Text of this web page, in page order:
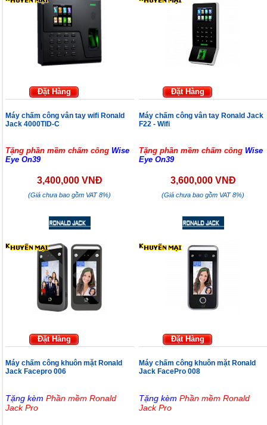
Đặt Hàng
Máy chấm công vân tay wifi Ronald
Jack 4000TID-C
Tặng phần mềm chấm công Wise
Eye On39
3,400,000 VNĐ
(Giá chưa bao gồm VAT 8%)
Đặt Hàng
Máy chấm công vân tay Ronald Jack
F22 - Wifi
Tặng phần mềm chấm công Wise
Eye On39
3,600,000 VNĐ
(Giá chưa bao gồm VAT 8%)
Đặt Hàng
Máy chấm công khuôn mặt Ronald
Jack Facepro 006
Tặng kèmPhần mềm Ronald
Jack Pro
Đặt Hàng
Máy chấm công khuôn mặt Ronald
Jack FacePro 008
Tặng kèmPhần mềm Ronald
Jack Pro